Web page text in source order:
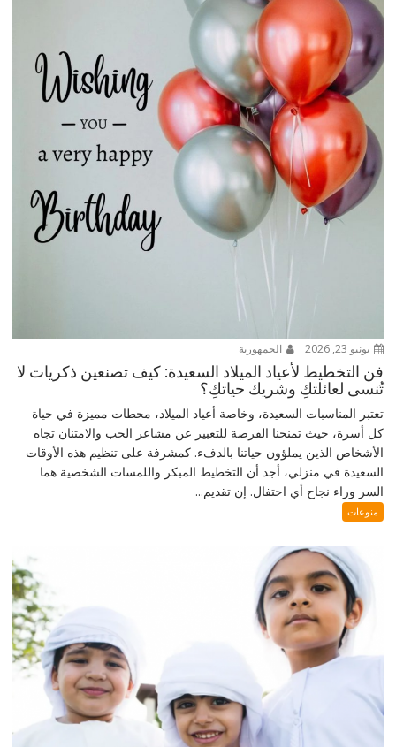
يونيو 23, 2026 الجمهورية
فن التخطيط لأعياد الميلاد السعيدة: كيف تصنعين ذكريات لا
تُنسى لعائلتكِ وشريك حياتكِ؟
تعتبر المناسبات السعيدة، وخاصة أعياد الميلاد، محطات مميزة في حياة
كل أسرة، حيث تمنحنا الفرصة للتعبير عن مشاعر الحب والامتنان تجاه
الأشخاص الذين يملؤون حياتنا بالدفء. كمشرفة على تنظيم هذه الأوقات
السعيدة في منزلي، أجد أن التخطيط المبكر واللمسات الشخصية هما
السر وراء نجاح أي احتفال. إن تقديم...
منوعات